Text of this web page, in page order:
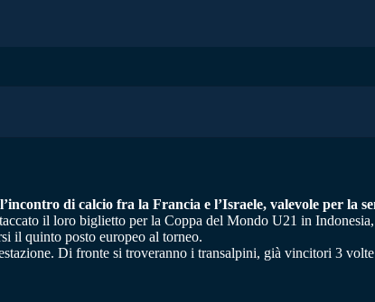
di calcio fra la Francia e l’Israele, valevole per la
il loro biglietto per la Coppa del Mondo U21 in
il quinto posto europeo al torneo.
Di fronte si troveranno i transalpini, già vincitori 3